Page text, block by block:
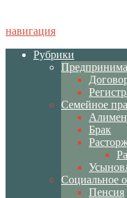
навигация
Рубрики
Семейное
Брак
Социальное
Пенсия